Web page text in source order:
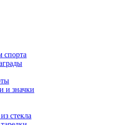
спорта
и значки
стекла